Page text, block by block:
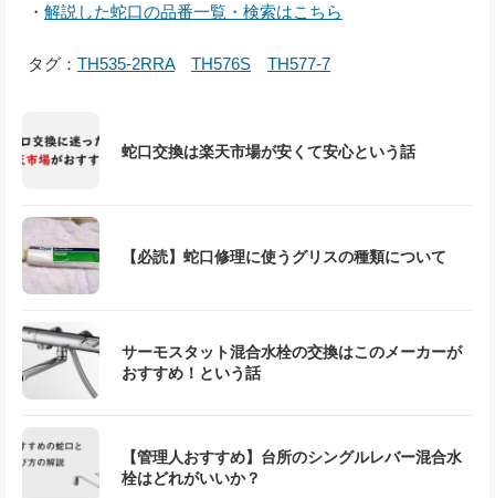
・ 解説した蛇口の品番一覧・検索はこちら
タグ： TH535-2RRA TH576S TH577-7
蛇口交換は楽天市場が安くて安心という話
【必読】蛇口修理に使うグリスの種類について
サーモスタット混合水栓の交換はこのメーカーが
おすすめ！という話
【管理人おすすめ】台所のシングルレバー混合水
栓はどれがいいか？